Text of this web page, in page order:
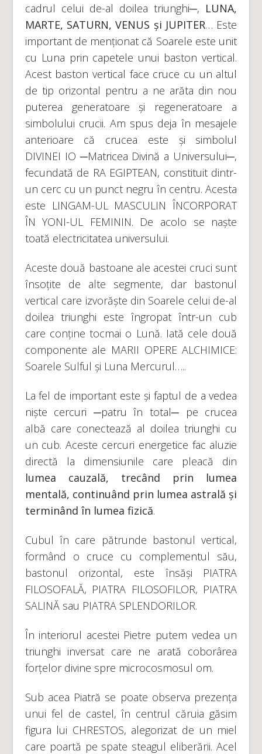
cadrul celui de-al doilea triunghi─, LUNA,
MARTE, SATURN, VENUS și JUPITER… Este
important de menționat că Soarele este unit
cu Luna prin capetele unui baston vertical.
Acest baston vertical face cruce cu un altul
de tip orizontal pentru a ne arăta din nou
puterea generatoare și regeneratoare a
simbolului crucii. Am spus deja în mesajele
anterioare că crucea este și simbolul
DIVINEI IO ─Matricea Divină a Universului─,
fecundată de RA EGIPTEAN, constituit dintr-
un cerc cu un punct negru în centru. Acesta
este LINGAM-UL MASCULIN ÎNCORPORAT
ÎN YONI-UL FEMININ. De acolo se naște
toată electricitatea universului.
Aceste două bastoane ale acestei cruci sunt
însoțite de alte segmente, dar bastonul
vertical care izvorăște din Soarele celui de-al
doilea triunghi este îngropat într-un cub
care conține tocmai o Lună. Iată cele două
componente ale MARII OPERE ALCHIMICE:
Soarele Sulful și Luna Mercurul…..
La fel de important este și faptul de a vedea
niște cercuri ─patru în total─ pe crucea
albă care conectează al doilea triunghi cu
un cub. Aceste cercuri energetice fac aluzie
directă la dimensiunile care pleacă din
lumea cauzală, trecând prin lumea
mentală, continuând prin lumea astrală și
terminând în lumea fizică.
Cubul în care pătrunde bastonul vertical,
formând o cruce cu complementul său,
bastonul orizontal, este însăși PIATRA
FILOSOFALĂ, PIATRA FILOSOFILOR, PIATRA
SALINĂ sau PIATRA SPLENDORILOR.
În interiorul acestei Pietre putem vedea un
triunghi inversat care ne arată coborârea
forțelor divine spre microcosmosul om.
Sub acea Piatră se poate observa prezența
unui fel de castel, în centrul căruia găsim
figura lui CHRESTOS, alegorizat de un miel
care poartă pe spate steagul eliberării. Acel